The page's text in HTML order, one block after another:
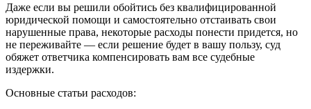
Даже если вы решили обойтись без квалифицированной
юридической помощи и самостоятельно отстаивать свои
нарушенные права, некоторые расходы понести придется, но
не переживайте — если решение будет в вашу пользу, суд
обяжет ответчика компенсировать вам все судебные
издержки.
Основные статьи расходов: